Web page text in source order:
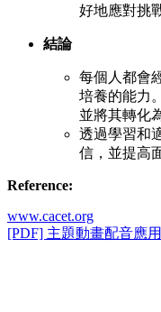
好地應對挑
結論
每個人都會
培養的能力
並將其轉化
透過學習和
信，並提高
Reference:
www.cacet.org
[PDF] 主題動畫配音應